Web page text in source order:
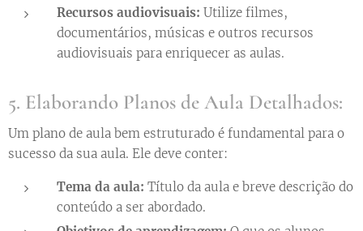
Recursos audiovisuais: Utilize filmes,
documentários, músicas e outros recursos
audiovisuais para enriquecer as aulas.
5. Elaborando Planos de Aula Detalhados:
Um plano de aula bem estruturado é fundamental para o
sucesso da sua aula. Ele deve conter:
Tema da aula: Título da aula e breve descrição do
conteúdo a ser abordado.